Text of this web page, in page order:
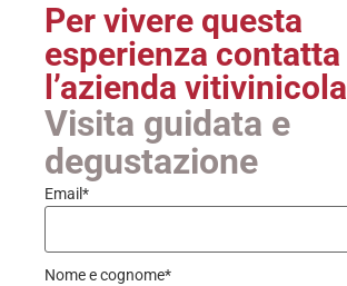
Per vivere questa
esperienza contatta
l’azienda vitivinicola
Visita guidata e
degustazione
Email*
Nome e cognome*